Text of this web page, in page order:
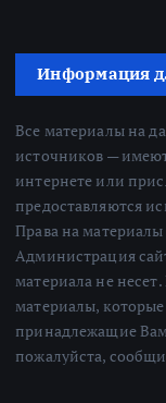
Информация
Все материалы на
источников —
интернете или
предоставляются
Права на
Администрация
материала не
материалы,
принадлежащие
пожалуйста,